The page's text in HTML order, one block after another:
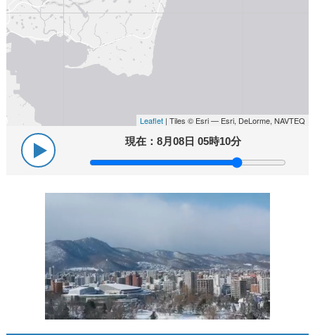
Leaflet | Tiles © Esri — Esri, DeLorme, NAVTEQ
現在：8月08日 05時10分